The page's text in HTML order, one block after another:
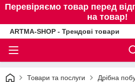
Перевіряємо товар перед
на товар!
ARTMA-SHOP - Трендові товари
Товари та послуги Дрібна